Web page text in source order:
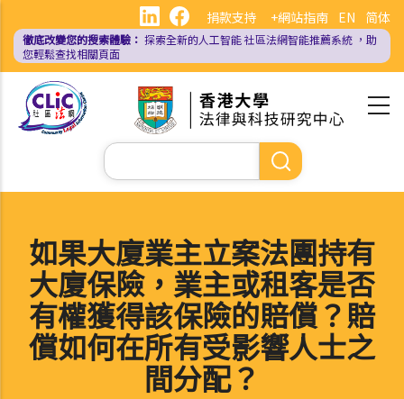
內
EN 简体
捐款支持 +網站指南
徹底改變您的搜索體驗： 探索全新的人工智能社區法網智能推薦系統 ，助
您輕鬆查找相關頁面
Search
如果大廈業主立案法團持有
大廈保險，業主或租客是否
有權獲得該保險的賠償？賠
償如何在所有受影響人士之
間分配？